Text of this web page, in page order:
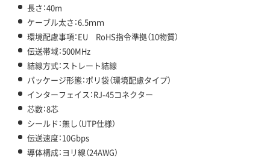
長さ：40m
ケーブル太さ：6.5ｍｍ
環境配慮事項：EU RoHS指令準拠（10物質）
伝送帯域：500MHz
結線方式：ストレート結線
パッケージ形態：ポリ袋（環境配慮タイプ）
インターフェイス：RJ-45コネクター
芯数：8芯
シールド：無し（UTP仕様）
伝送速度：10Gbps
導体構成：ヨリ線（24AWG）